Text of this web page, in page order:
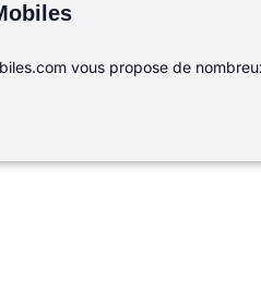
vous propose de